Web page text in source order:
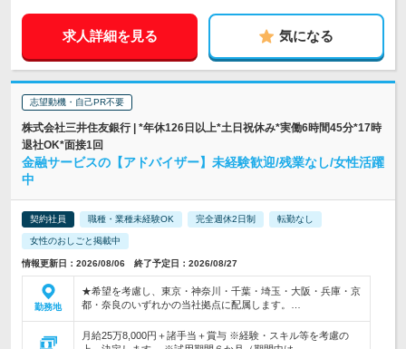
求人詳細を見る 気になる
志望動機・自己PR不要
株式会社三井住友銀行 | *年休126日以上*土日祝休み*実働6時間45分*17時
退社OK*面接1回
金融サービスの【アドバイザー】未経験歓迎/残業なし/女性活躍
中
契約社員 職種・業種未経験OK 完全週休2日制 転勤なし
女性のおしごと掲載中
情報更新日：2026/08/06 終了予定日：2026/08/27
勤務地
★希望を考慮し、東京・神奈川・千葉・埼玉・大阪・兵庫・京
都・奈良のいずれかの当社拠点に配属します。…
月給25万8,000円＋諸手当＋賞与 ※経験・スキル等を考慮の